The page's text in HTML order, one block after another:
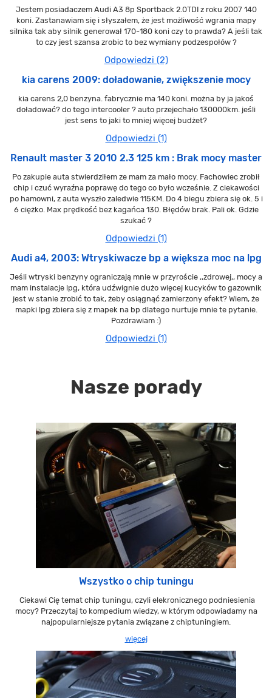
Jestem posiadaczem Audi A3 8p Sportback 2.0TDI z roku 2007 140
koni. Zastanawiam się i słyszałem, że jest możliwość wgrania mapy
silnika tak aby silnik generował 170-180 koni czy to prawda? A jeśli tak
to czy jest szansa zrobic to bez wymiany podzespołów ?
Odpowiedzi (2)
kia carens 2009: doładowanie, zwiększenie mocy
kia carens 2,0 benzyna. fabrycznie ma 140 koni. można by ja jakoś
doładować? do tego intercooler ? auto przejechało 130000km. jeśli
jest sens to jaki to mniej więcej budżet?
Odpowiedzi (1)
Renault master 3 2010 2.3 125 km : Brak mocy master
Po zakupie auta stwierdziłem ze mam za mało mocy. Fachowiec zrobił
chip i czuć wyraźna poprawę do tego co było wcześnie. Z ciekawości
po hamowni, z auta wyszło zaledwie 115KM. Do 4 biegu zbiera się ok. 5 i
6 ciężko. Max prędkość bez kagańca 130. Błędów brak. Pali ok. Gdzie
szukać ?
Odpowiedzi (1)
Audi a4, 2003: Wtryskiwacze bp a większa moc na lpg
Jeśli wtryski benzyny ograniczają mnie w przyroście ,,zdrowej,, mocy a
mam instalacje lpg, która udźwignie dużo więcej kucyków to gazownik
jest w stanie zrobić to tak, żeby osiągnąć zamierzony efekt? Wiem, że
mapki lpg zbiera się z mapek na bp dlatego nurtuje mnie te pytanie.
Pozdrawiam :)
Odpowiedzi (1)
Nasze porady
Wszystko o chip tuningu
Ciekawi Cię temat chip tuningu, czyli elekronicznego podniesienia
mocy? Przeczytaj to kompedium wiedzy, w którym odpowiadamy na
najpopularniejsze pytania związane z chiptuningiem.
więcej